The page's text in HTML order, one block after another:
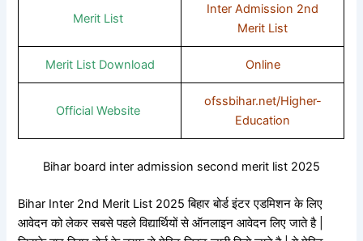
Merit List
Inter Admission 2nd
Merit List
Merit List Download Online
Official Website
ofssbihar.net/Higher-
Education
Bihar board inter admission second merit list 2025
Bihar Inter 2nd Merit List 2025 बिहार बोर्ड इंटर एडमिशन के लिए
आवेदन को लेकर सबसे पहले विद्यार्थियों से ऑनलाइन आवेदन लिए जाते है |